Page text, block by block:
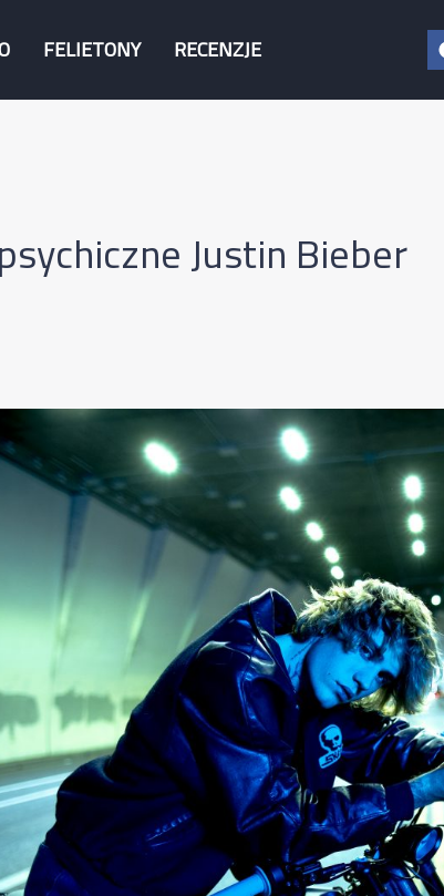
FELIETONY RECENZJE
Justin Bieber